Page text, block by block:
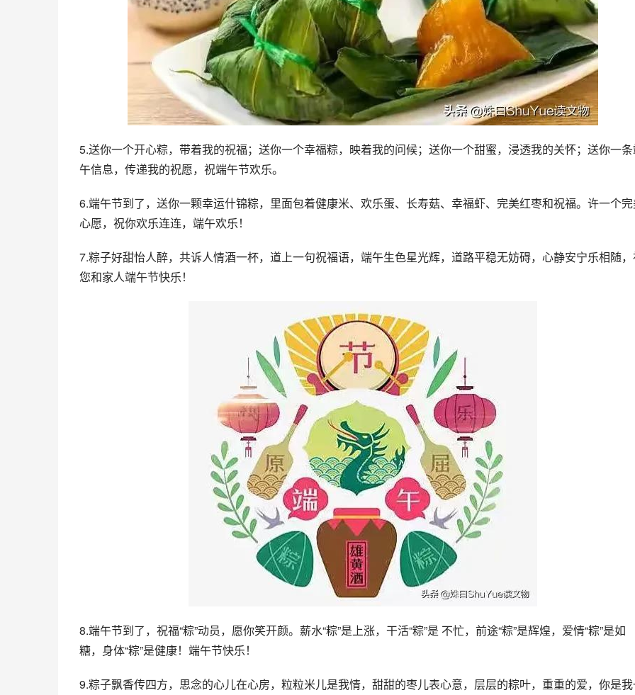
5.送你一个开心粽，带着我的祝福；送你一个幸福粽，映着我的问候；送你一个甜蜜，浸透我的关怀；送你一
午信息，传递我的祝愿，祝端午节欢乐。
6.端午节到了，送你一颗幸运什锦粽，里面包着健康米、欢乐蛋、长寿菇、幸福虾、完美红枣和祝福。许一个
心愿，祝你欢乐连连，端午欢乐！
7.粽子好甜怡人醉，共诉人情酒一杯，道上一句祝福语，端午生色星光辉，道路平稳无妨碍，心静安宁乐相随
您和家人端午节快乐！
8.端午节到了，祝福“粽”动员，愿你笑开颜。薪水“粽”是上涨，干活“粽”是 不忙，前途“粽”是辉煌，爱情“粽”是如
糖，身体“粽”是健康！端午节快乐！
9.粽子飘香传四方，思念的心儿在心房，粒粒米儿是我情，甜甜的枣儿表心意，层层的粽叶，重重的爱，你是